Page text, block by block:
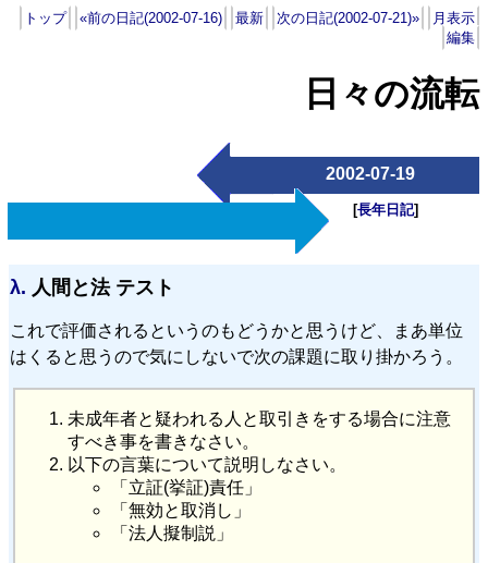
トップ «前の日記(2002-07-16) 最新 次の日記(2002-07-21)»
月表示
編集
日々の流転
2002-07-19
[長年日記]
λ. 人間と法 テスト
これで評価されるというのもどうかと思うけど、まあ単位
はくると思うので気にしないで次の課題に取り掛かろう。
未成年者と疑われる人と取引きをする場合に注意
すべき事を書きなさい。
以下の言葉について説明しなさい。
「立証(挙証)責任」
「無効と取消し」
「法人擬制説」